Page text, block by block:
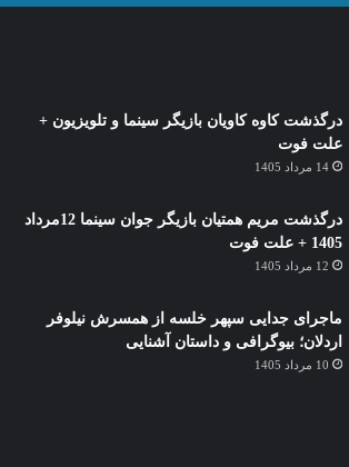
درگذشت کاوه کاویان بازیگر سینما و تلویزیون +
علت فوت
14 مرداد 1405
درگذشت مریم همتیان بازیگر جوان سینما 12مرداد
1405 + علت فوت
12 مرداد 1405
ماجرای جدایی سپهر خلسه از همسرش نیلوفر
اردلان؛ بیوگرافی و داستان آشنایی
10 مرداد 1405